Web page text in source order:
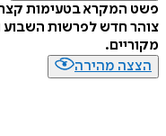
פשט המקרא בטעימות
צוהר חדש לפרשות השבוע
מקוריים.
הצצה מהירה